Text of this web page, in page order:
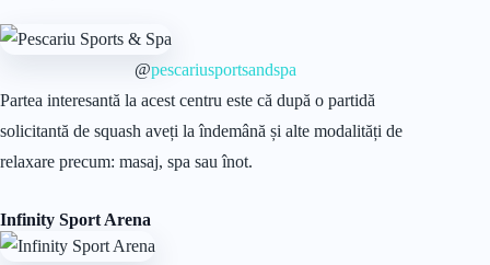
@pescariusportsandspa
Partea interesantă la acest centru este că după o partidă
solicitantă de squash aveți la îndemână și alte modalități de
relaxare precum: masaj, spa sau înot.
Infinity Sport Arena